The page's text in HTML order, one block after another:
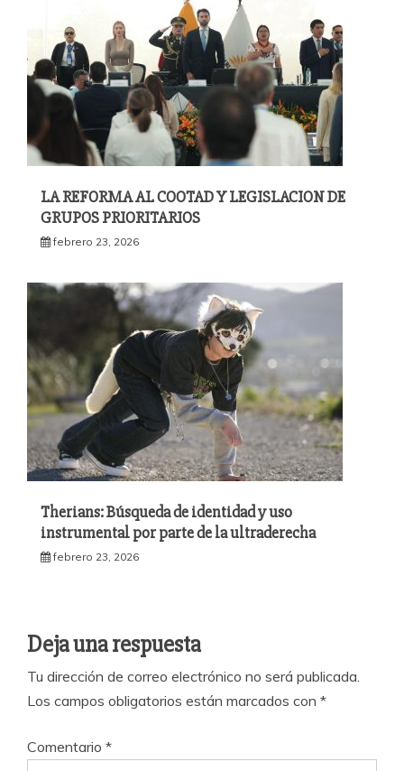
LA REFORMA AL COOTAD Y LEGISLACION DE
GRUPOS PRIORITARIOS
febrero 23, 2026
Therians: Búsqueda de identidad y uso
instrumental por parte de la ultraderecha
febrero 23, 2026
Deja una respuesta
Tu dirección de correo electrónico no será publicada.
Los campos obligatorios están marcados con *
Comentario *